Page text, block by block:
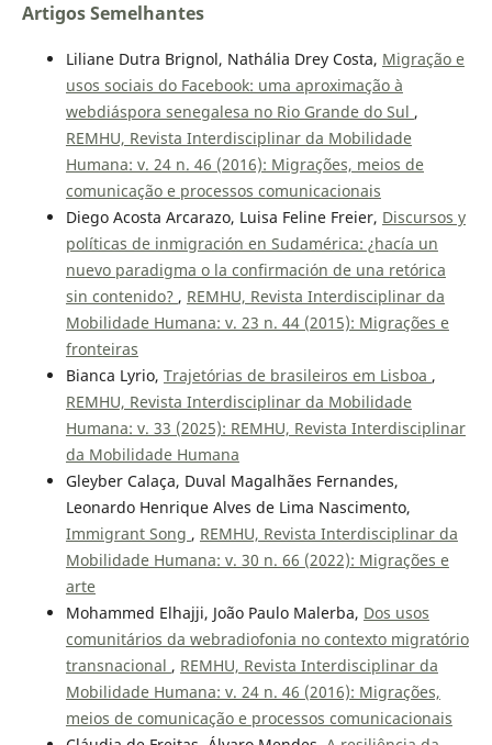
Artigos Semelhantes
Liliane Dutra Brignol, Nathália Drey Costa, Migração e
usos sociais do Facebook: uma aproximação à
webdiáspora senegalesa no Rio Grande do Sul ,
REMHU, Revista Interdisciplinar da Mobilidade
Humana: v. 24 n. 46 (2016): Migrações, meios de
comunicação e processos comunicacionais
Diego Acosta Arcarazo, Luisa Feline Freier, Discursos y
políticas de inmigración en Sudamérica: ¿hacía un
nuevo paradigma o la confirmación de una retórica
sin contenido? , REMHU, Revista Interdisciplinar da
Mobilidade Humana: v. 23 n. 44 (2015): Migrações e
fronteiras
Bianca Lyrio, Trajetórias de brasileiros em Lisboa ,
REMHU, Revista Interdisciplinar da Mobilidade
Humana: v. 33 (2025): REMHU, Revista Interdisciplinar
da Mobilidade Humana
Gleyber Calaça, Duval Magalhães Fernandes,
Leonardo Henrique Alves de Lima Nascimento,
Immigrant Song , REMHU, Revista Interdisciplinar da
Mobilidade Humana: v. 30 n. 66 (2022): Migrações e
arte
Mohammed Elhajji, João Paulo Malerba, Dos usos
comunitários da webradiofonia no contexto migratório
transnacional , REMHU, Revista Interdisciplinar da
Mobilidade Humana: v. 24 n. 46 (2016): Migrações,
meios de comunicação e processos comunicacionais